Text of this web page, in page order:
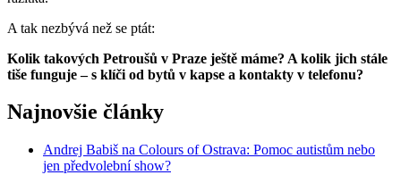
A tak nezbývá než se ptát:
Kolik takových Petroušů v Praze ještě máme? A kolik jich stále
tiše funguje – s klíči od bytů v kapse a kontakty v telefonu?
Najnovšie články
Andrej Babiš na Colours of Ostrava: Pomoc autistům nebo
jen předvolební show?